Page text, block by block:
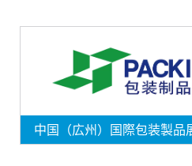
中国（広州）国際包装製品